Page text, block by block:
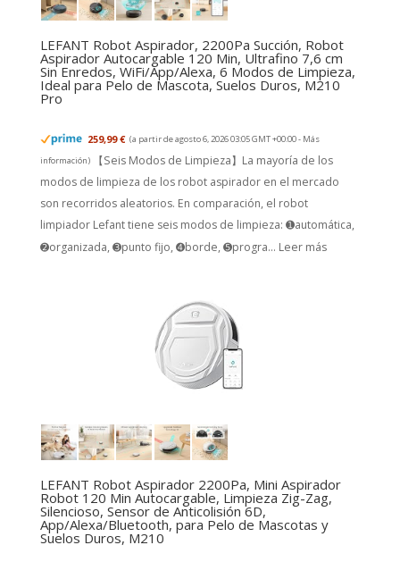
LEFANT Robot Aspirador, 2200Pa Succión, Robot
Aspirador Autocargable 120 Min, Ultrafino 7,6 cm
Sin Enredos, WiFi/App/Alexa, 6 Modos de Limpieza,
Ideal para Pelo de Mascota, Suelos Duros, M210
Pro
259,99 € (a partir de agosto 6, 2026 03:05 GMT +00:00 - Más
información)
【Seis Modos de Limpieza】La mayoría de los
modos de limpieza de los robot aspirador en el mercado
son recorridos aleatorios. En comparación, el robot
limpiador Lefant tiene seis modos de limpieza: ➊automática,
➋organizada, ➌punto fijo, ➍borde, ➎progra... Leer más
LEFANT Robot Aspirador 2200Pa, Mini Aspirador
Robot 120 Min Autocargable, Limpieza Zig-Zag,
Silencioso, Sensor de Anticolisión 6D,
App/Alexa/Bluetooth, para Pelo de Mascotas y
Suelos Duros, M210